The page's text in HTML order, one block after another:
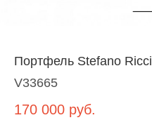
Портфель Stefano Ricci
V33665
170 000 руб.